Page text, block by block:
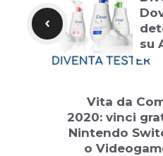
su
Vita da
2020: vinci
Nintendo
o